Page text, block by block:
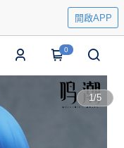
開啟APP
0
1/5